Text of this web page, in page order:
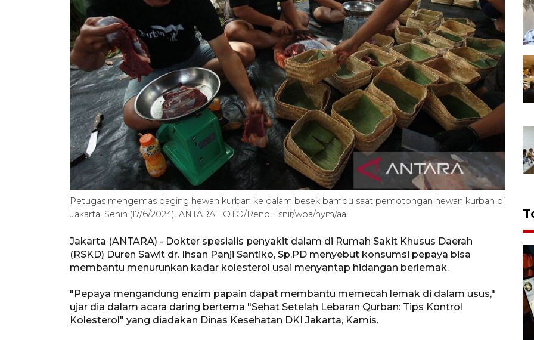
Petugas mengemas daging hewan kurban ke dalam besek bambu saat pemotongan hewan kurban di
Jakarta, Senin (17/6/2024). ANTARA FOTO/Reno Esnir/wpa/nym/aa.
Jakarta (ANTARA) - Dokter spesialis penyakit dalam di Rumah Sakit Khusus Daerah
(RSKD) Duren Sawit dr. Ihsan Panji Santiko, Sp.PD menyebut konsumsi pepaya bisa
membantu menurunkan kadar kolesterol usai menyantap hidangan berlemak.
"Pepaya mengandung enzim papain dapat membantu memecah lemak di dalam usus,"
ujar dia dalam acara daring bertema "Sehat Setelah Lebaran Qurban: Tips Kontrol
Kolesterol" yang diadakan Dinas Kesehatan DKI Jakarta, Kamis.